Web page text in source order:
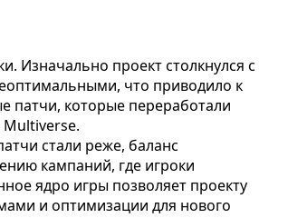
Изначально проект столкнулся с
что приводило к
патчи, которые переработали
Multiverse.
стали реже, баланс
кампаний, где игроки
ядро игры позволяет проекту
и оптимизации для нового